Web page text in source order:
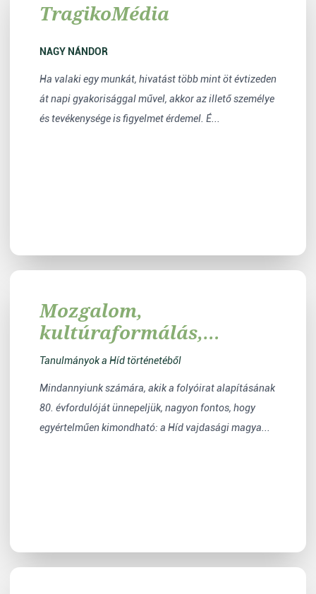
TragikoMédia
NAGY NÁNDOR
Ha valaki egy munkát, hivatást több mint öt évtizeden
át napi gyakorisággal művel, akkor az illető személye
és tevékenysége is figyelmet érdemel. É...
Mozgalom,
kultúraformálás,
irodalmi gondolkodás
Tanulmányok a Híd történetéből
Mindannyiunk számára, akik a folyóirat alapításának
80. évfordulóját ünnepeljük, nagyon fontos, hogy
egyértelműen kimondható: a Híd vajdasági magya...